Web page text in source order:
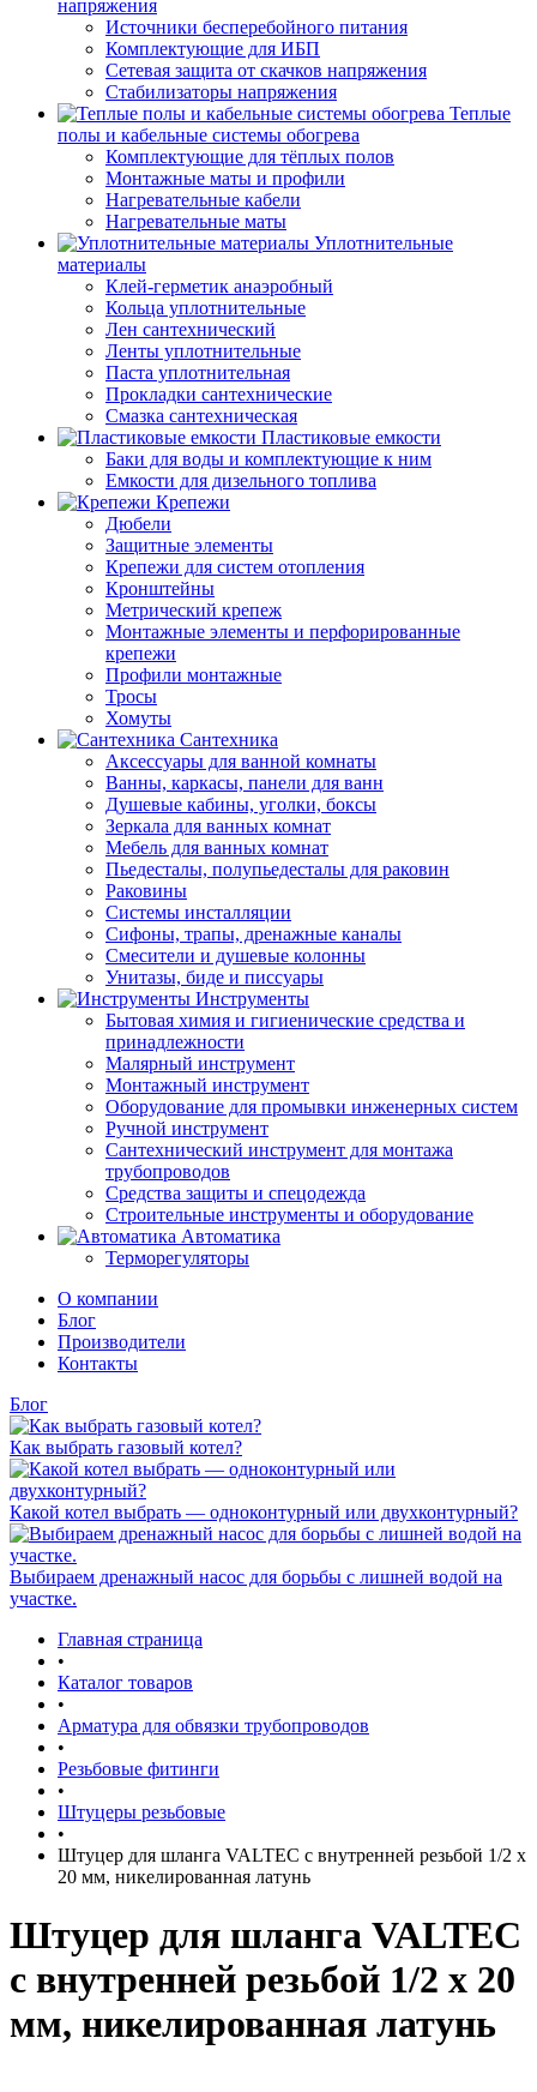
напряжения
Источники бесперебойного питания
Комплектующие для ИБП
Сетевая защита от скачков напряжения
Стабилизаторы напряжения
Теплые
полы и кабельные системы обогрева
Комплектующие для тёплых полов
Монтажные маты и профили
Нагревательные кабели
Нагревательные маты
Уплотнительные
материалы
Клей-герметик анаэробный
Кольца уплотнительные
Лен сантехнический
Ленты уплотнительные
Паста уплотнительная
Прокладки сантехнические
Смазка сантехническая
Пластиковые емкости
Баки для воды и комплектующие к ним
Емкости для дизельного топлива
Крепежи
Дюбели
Защитные элементы
Крепежи для систем отопления
Кронштейны
Метрический крепеж
Монтажные элементы и перфорированные
крепежи
Профили монтажные
Тросы
Хомуты
Сантехника
Аксессуары для ванной комнаты
Ванны, каркасы, панели для ванн
Душевые кабины, уголки, боксы
Зеркала для ванных комнат
Мебель для ванных комнат
Пьедесталы, полупьедесталы для раковин
Раковины
Системы инсталляции
Сифоны, трапы, дренажные каналы
Смесители и душевые колонны
Унитазы, биде и писсуары
Инструменты
Бытовая химия и гигиенические средства и
принадлежности
Малярный инструмент
Монтажный инструмент
Оборудование для промывки инженерных систем
Ручной инструмент
Сантехнический инструмент для монтажа
трубопроводов
Средства защиты и спецодежда
Строительные инструменты и оборудование
Автоматика
Терморегуляторы
О компании
Блог
Производители
Контакты
Блог
Как выбрать газовый котел?
Какой котел выбрать — одноконтурный или двухконтурный?
Выбираем дренажный насос для борьбы с лишней водой на
участке.
Главная страница
•
Каталог товаров
•
Арматура для обвязки трубопроводов
•
Резьбовые фитинги
•
Штуцеры резьбовые
•
Штуцер для шланга VALTEC с внутренней резьбой 1/2 х
20 мм, никелированная латунь
Штуцер для шланга VALTEC
с внутренней резьбой 1/2 х 20
мм, никелированная латунь